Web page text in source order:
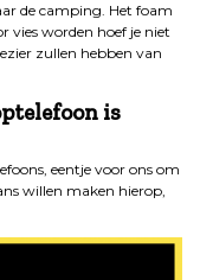
de camping. Het foam
vies worden hoef je niet
zullen hebben van
is
eentje voor ons om
willen maken hierop,